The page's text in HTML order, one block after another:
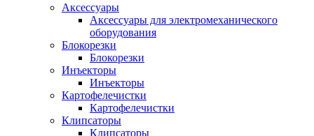
Аксессуары
Аксессуары для электромеханического
оборудования
Блокорезки
Блокорезки
Инъекторы
Инъекторы
Картофелечистки
Картофелечистки
Клипсаторы
Клипсаторы